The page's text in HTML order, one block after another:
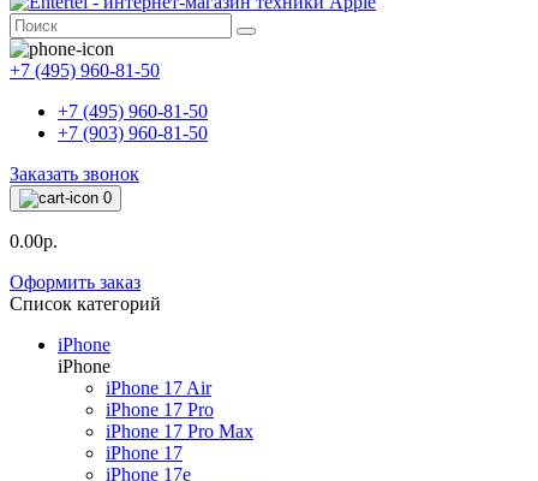
+7 (495) 960-81-50
+7 (495) 960-81-50
+7 (903) 960-81-50
Заказать звонок
0
0.00р.
Оформить заказ
Список категорий
iPhone
iPhone
iPhone 17 Air
iPhone 17 Pro
iPhone 17 Pro Max
iPhone 17
iPhone 17e